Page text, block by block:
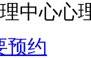
中心心
预约